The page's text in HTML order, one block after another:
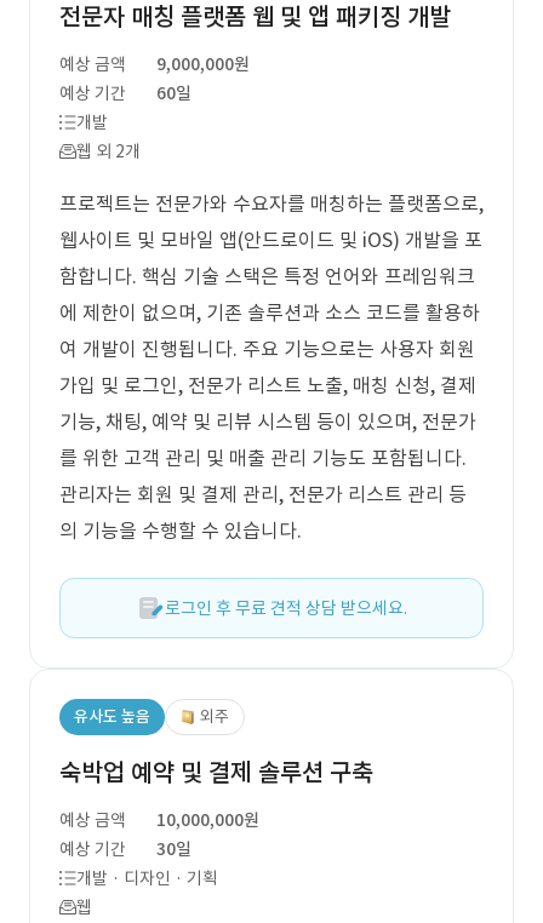
전문자 매칭 플랫폼 웹 및 앱 패키징 개발
예상 금액
9,000,000원
예상 기간
60일
개발
웹 외 2개
프로젝트는 전문가와 수요자를 매칭하는 플랫폼으로,
웹사이트 및 모바일 앱(안드로이드 및 iOS) 개발을 포
함합니다. 핵심 기술 스택은 특정 언어와 프레임워크
에 제한이 없으며, 기존 솔루션과 소스 코드를 활용하
여 개발이 진행됩니다. 주요 기능으로는 사용자 회원
가입 및 로그인, 전문가 리스트 노출, 매칭 신청, 결제
기능, 채팅, 예약 및 리뷰 시스템 등이 있으며, 전문가
를 위한 고객 관리 및 매출 관리 기능도 포함됩니다.
관리자는 회원 및 결제 관리, 전문가 리스트 관리 등
의 기능을 수행할 수 있습니다.
로그인 후 무료 견적 상담 받으세요.
유사도 높음 외주
숙박업 예약 및 결제 솔루션 구축
예상 금액
10,000,000원
예상 기간
30일
개발 · 디자인 · 기획
웹